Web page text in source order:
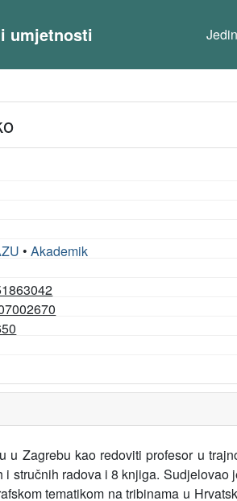
umjetnosti
•Akademik
Zagrebu kao redoviti profesor u
stručnih radova i 8 knjiga. Sudjelovao
tematikom na tribinama u